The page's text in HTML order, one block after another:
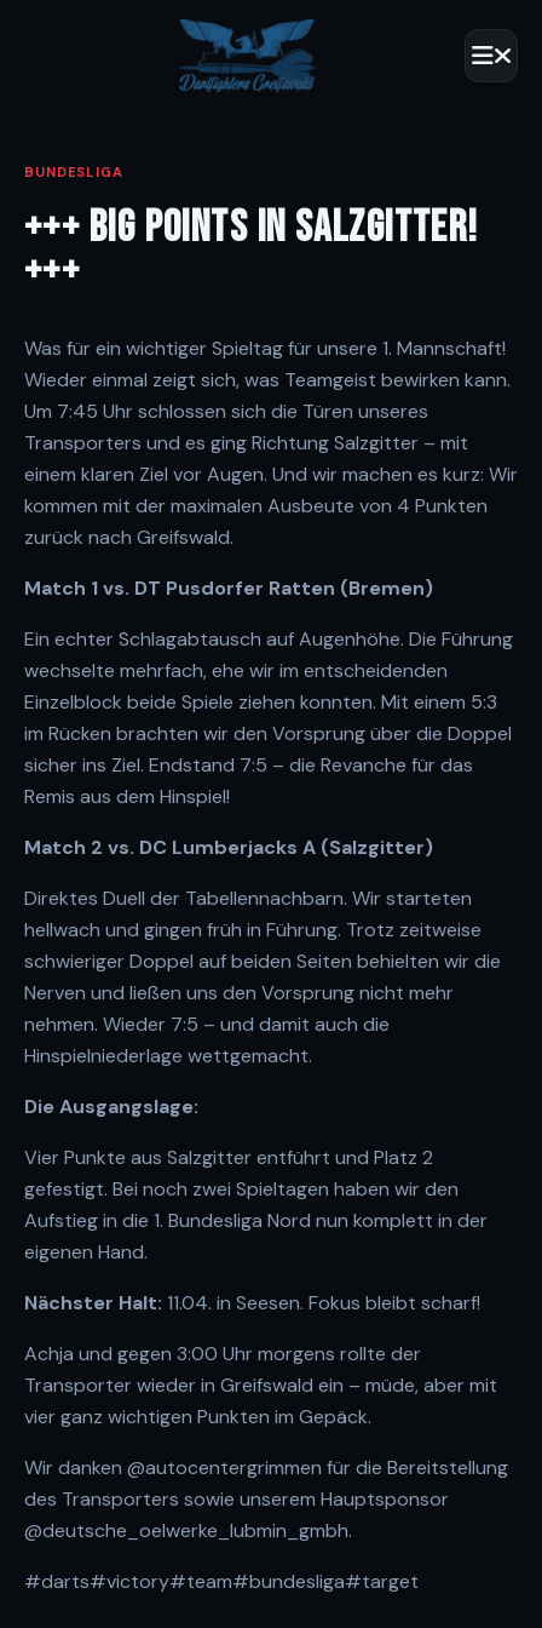
BUNDESLIGA
+++ BIG POINTS IN SALZGITTER!
+++
Was für ein wichtiger Spieltag für unsere 1. Mannschaft!
Wieder einmal zeigt sich, was Teamgeist bewirken kann.
Um 7:45 Uhr schlossen sich die Türen unseres
Transporters und es ging Richtung Salzgitter – mit
einem klaren Ziel vor Augen. Und wir machen es kurz: Wir
kommen mit der maximalen Ausbeute von 4 Punkten
zurück nach Greifswald.
Match 1 vs. DT Pusdorfer Ratten (Bremen)
Ein echter Schlagabtausch auf Augenhöhe. Die Führung
wechselte mehrfach, ehe wir im entscheidenden
Einzelblock beide Spiele ziehen konnten. Mit einem 5:3
im Rücken brachten wir den Vorsprung über die Doppel
sicher ins Ziel. Endstand 7:5 – die Revanche für das
Remis aus dem Hinspiel!
Match 2 vs. DC Lumberjacks A (Salzgitter)
Direktes Duell der Tabellennachbarn. Wir starteten
hellwach und gingen früh in Führung. Trotz zeitweise
schwieriger Doppel auf beiden Seiten behielten wir die
Nerven und ließen uns den Vorsprung nicht mehr
nehmen. Wieder 7:5 – und damit auch die
Hinspielniederlage wettgemacht.
Die Ausgangslage:
Vier Punkte aus Salzgitter entführt und Platz 2
gefestigt. Bei noch zwei Spieltagen haben wir den
Aufstieg in die 1. Bundesliga Nord nun komplett in der
eigenen Hand.
Nächster Halt: 11.04. in Seesen. Fokus bleibt scharf!
Achja und gegen 3:00 Uhr morgens rollte der
Transporter wieder in Greifswald ein – müde, aber mit
vier ganz wichtigen Punkten im Gepäck.
Wir danken @autocentergrimmen für die Bereitstellung
des Transporters sowie unserem Hauptsponsor
@deutsche_oelwerke_lubmin_gmbh.
#darts#victory#team#bundesliga#target